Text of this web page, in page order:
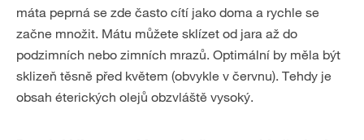
máta peprná se zde často cítí jako doma a rychle se
začne množit. Mátu můžete sklízet od jara až do
podzimních nebo zimních mrazů. Optimální by měla být
sklizeň těsně před květem (obvykle v červnu). Tehdy je
obsah éterických olejů obzvláště vysoký.